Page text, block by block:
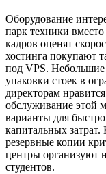
Оборудование
парк техники
кадров оценят
хостинга покупают
под VPS.
упаковки стоек в
директорам
обслуживание этой
варианты для
капитальных
резервные копии
центры организуют
студентов.